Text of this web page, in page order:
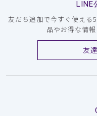
LINE
友だち追加で今すぐ使える
品やお得な情報
友